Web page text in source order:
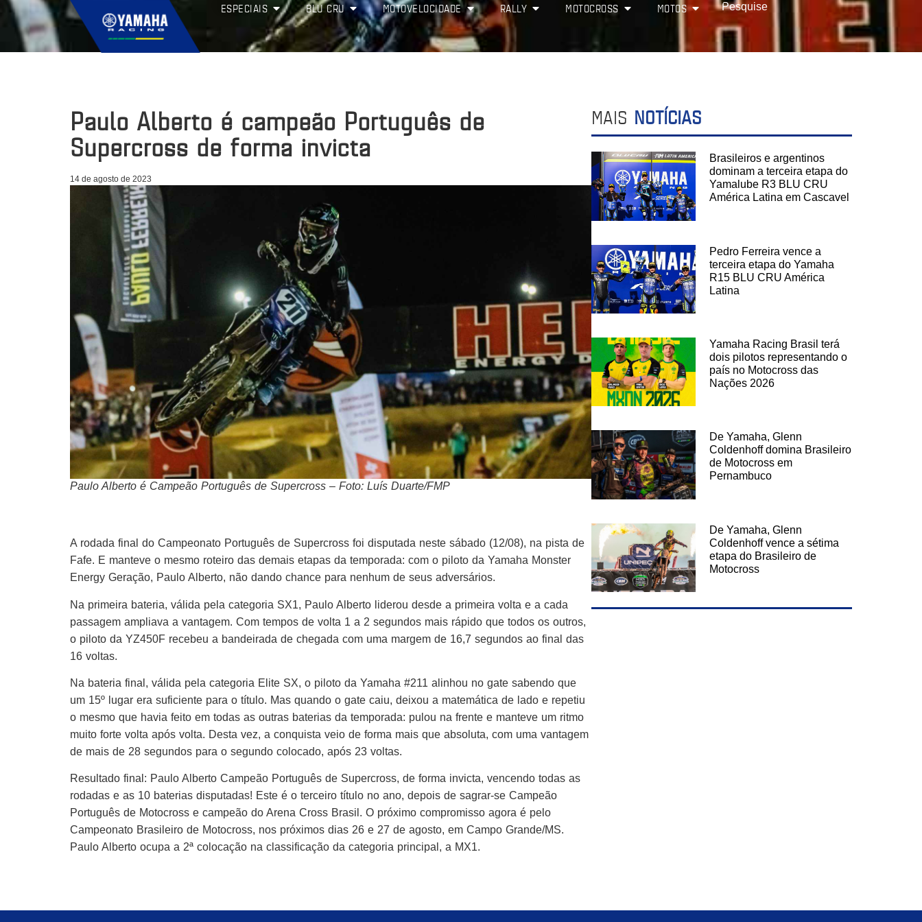
ESPECIAIS BLU CRU MOTOVELOCIDADE RALLY MOTOCROSS MOTOS
Paulo Alberto é campeão Português de
Supercross de forma invicta
14 de agosto de 2023
Paulo Alberto é Campeão Português de Supercross – Foto: Luís Duarte/FMP
A rodada final do Campeonato Português de Supercross foi disputada neste sábado (12/08), na pista de
Fafe. E manteve o mesmo roteiro das demais etapas da temporada: com o piloto da Yamaha Monster
Energy Geração, Paulo Alberto, não dando chance para nenhum de seus adversários.
Na primeira bateria, válida pela categoria SX1, Paulo Alberto liderou desde a primeira volta e a cada
passagem ampliava a vantagem. Com tempos de volta 1 a 2 segundos mais rápido que todos os outros,
o piloto da YZ450F recebeu a bandeirada de chegada com uma margem de 16,7 segundos ao final das
16 voltas.
Na bateria final, válida pela categoria Elite SX, o piloto da Yamaha #211 alinhou no gate sabendo que
um 15º lugar era suficiente para o título. Mas quando o gate caiu, deixou a matemática de lado e repetiu
o mesmo que havia feito em todas as outras baterias da temporada: pulou na frente e manteve um ritmo
muito forte volta após volta. Desta vez, a conquista veio de forma mais que absoluta, com uma vantagem
de mais de 28 segundos para o segundo colocado, após 23 voltas.
Resultado final: Paulo Alberto Campeão Português de Supercross, de forma invicta, vencendo todas as
rodadas e as 10 baterias disputadas! Este é o terceiro título no ano, depois de sagrar-se Campeão
Português de Motocross e campeão do Arena Cross Brasil. O próximo compromisso agora é pelo
Campeonato Brasileiro de Motocross, nos próximos dias 26 e 27 de agosto, em Campo Grande/MS.
Paulo Alberto ocupa a 2ª colocação na classificação da categoria principal, a MX1.
MAIS NOTÍCIAS
Brasileiros e argentinos
dominam a terceira etapa do
Yamalube R3 BLU CRU
América Latina em Cascavel
Pedro Ferreira vence a
terceira etapa do Yamaha
R15 BLU CRU América
Latina
Yamaha Racing Brasil terá
dois pilotos representando o
país no Motocross das
Nações 2026
De Yamaha, Glenn
Coldenhoff domina Brasileiro
de Motocross em
Pernambuco
De Yamaha, Glenn
Coldenhoff vence a sétima
etapa do Brasileiro de
Motocross